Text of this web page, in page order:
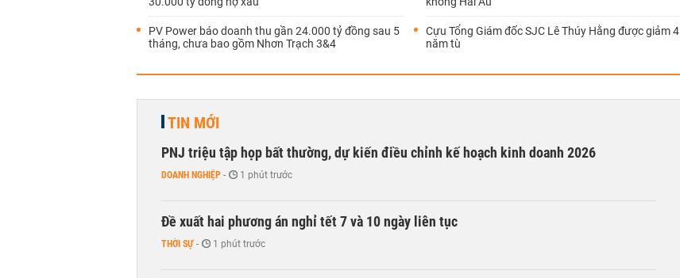
PV Power báo doanh thu gần 24.000 tỷ đồng sau 5
tháng, chưa bao gồm Nhơn Trạch 3&4
Cựu Tổng Giám đốc SJC Lê Thúy Hằng được giảm 4
năm tù
TIN MỚI
PNJ triệu tập họp bất thường, dự kiến điều chỉnh kế hoạch kinh doanh 2026
DOANH NGHIỆP - 1 phút trước
Đề xuất hai phương án nghỉ tết 7 và 10 ngày liên tục
THỜI SỰ - 1 phút trước